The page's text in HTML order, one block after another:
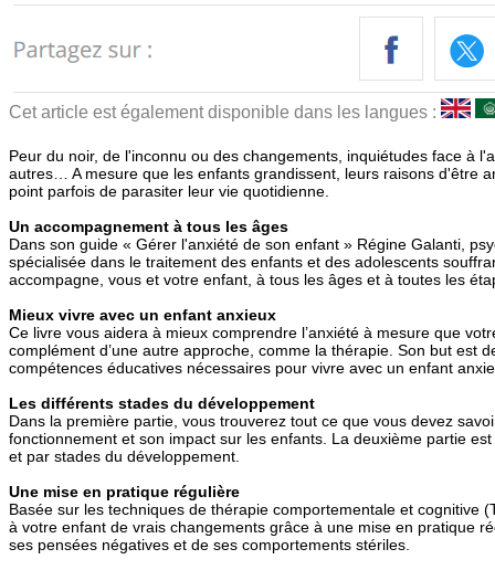
Cet article est également disponible dans les langues :
Peur du noir, de l'inconnu ou des changements, inquiétudes face à
autres… A mesure que les enfants grandissent, leurs raisons d'être
point parfois de parasiter leur vie quotidienne.
Un accompagnement à tous les âges
Dans son guide « Gérer l'anxiété de son enfant » Régine Galanti,
spécialisée dans le traitement des enfants et des adolescents
accompagne, vous et votre enfant, à tous les âges et à toutes les
Mieux vivre avec un enfant anxieux
Ce livre vous aidera à mieux comprendre l’anxiété à mesure que
complément d’une autre approche, comme la thérapie. Son but est
compétences éducatives nécessaires pour vivre avec un enfant
Les différents stades du développement
Dans la première partie, vous trouverez tout ce que vous devez
fonctionnement et son impact sur les enfants. La deuxième partie
et par stades du développement.
Une mise en pratique régulière
Basée sur les techniques de thérapie comportementale et cognitive
à votre enfant de vrais changements grâce à une mise en pratique
ses pensées négatives et de ses comportements stériles.